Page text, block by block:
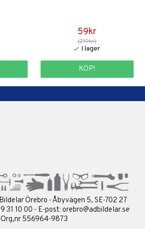
59kr
(219kr)
KÖP!
Örebro - Åbyvägen 5, SE-702 27
31 10 00 - E-post: orebro@adbildelar.se
Org,nr 556964-9873